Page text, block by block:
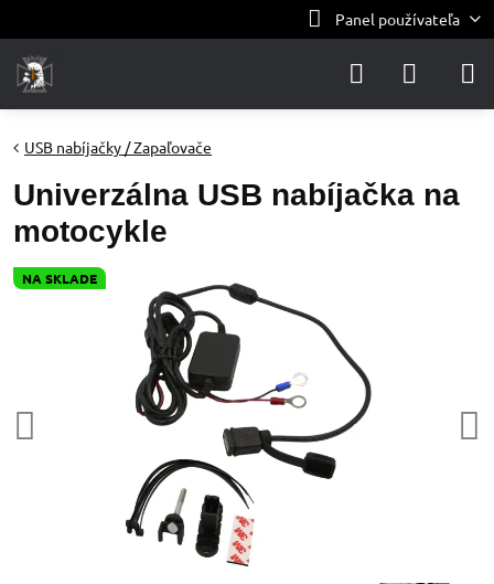
Panel používateľa
NA SKLADE
USB nabíjačky / Zapaľovače
Univerzálna USB nabíjačka na
motocykle